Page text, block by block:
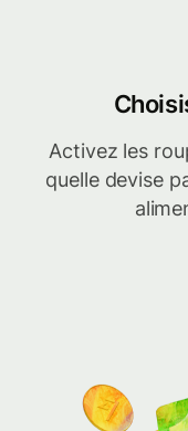
Activez les
quelle devise